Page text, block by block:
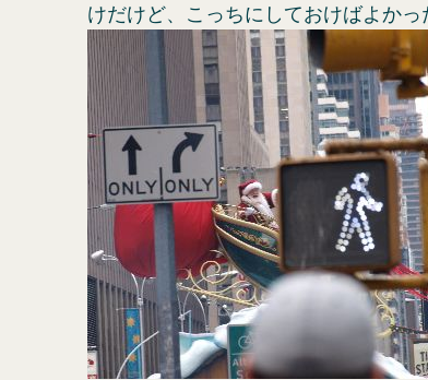
けだけど、こっちにしておけばよかっ